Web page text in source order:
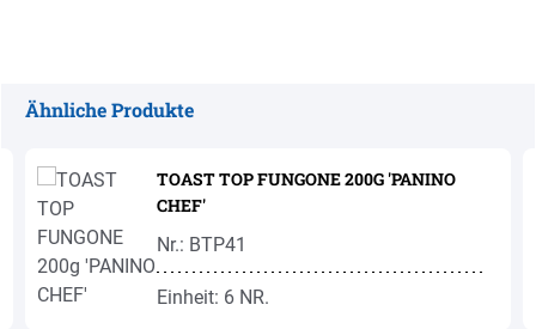
Ähnliche Produkte
TOAST TOP FUNGONE 200G 'PANINO
CHEF'
Nr.: BTP41
Einheit: 6 NR.